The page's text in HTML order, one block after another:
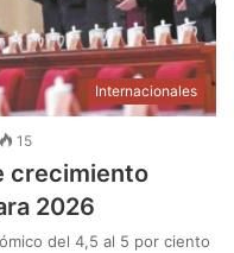
Internacionales
15
crecimiento
2026
del 4,5 al 5 por ciento